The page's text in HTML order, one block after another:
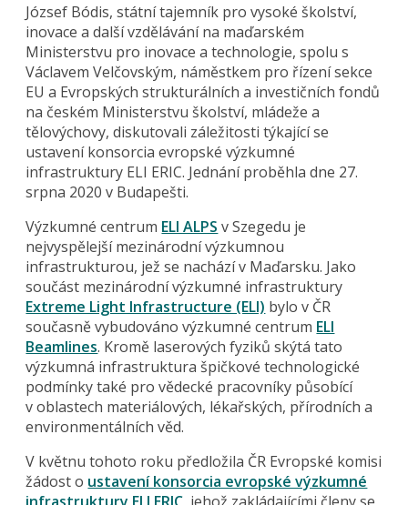
József Bódis, státní tajemník pro vysoké školství,
inovace a další vzdělávání na maďarském
Ministerstvu pro inovace a technologie, spolu s
Václavem Velčovským, náměstkem pro řízení sekce
EU a Evropských strukturálních a investičních fondů
na českém Ministerstvu školství, mládeže a
tělovýchovy, diskutovali záležitosti týkající se
ustavení konsorcia evropské výzkumné
infrastruktury ELI ERIC. Jednání proběhla dne 27.
srpna 2020 v Budapešti.
Výzkumné centrum ELI ALPS v Szegedu je
nejvyspělejší mezinárodní výzkumnou
infrastrukturou, jež se nachází v Maďarsku. Jako
součást mezinárodní výzkumné infrastruktury
Extreme Light Infrastructure (ELI) bylo v ČR
současně vybudováno výzkumné centrum ELI
Beamlines. Kromě laserových fyziků skýtá tato
výzkumná infrastruktura špičkové technologické
podmínky také pro vědecké pracovníky působící
v oblastech materiálových, lékařských, přírodních a
environmentálních věd.
V květnu tohoto roku předložila ČR Evropské komisi
žádost o ustavení konsorcia evropské výzkumné